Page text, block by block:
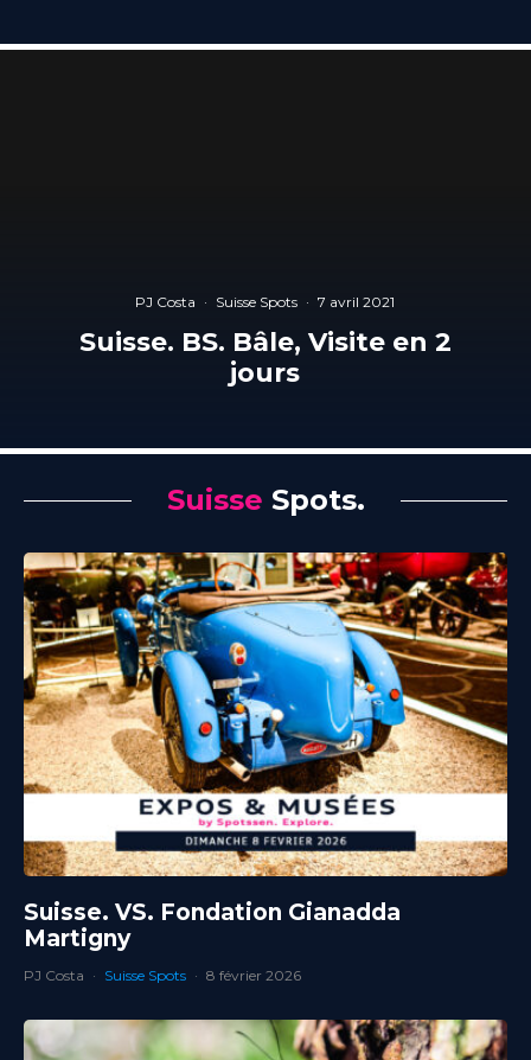
PJ Costa · Suisse Spots · 7 avril 2021
Suisse. BS. Bâle, Visite en 2
jours
Suisse Spots.
Suisse. VS. Fondation Gianadda
Martigny
PJ Costa · Suisse Spots · 8 février 2026